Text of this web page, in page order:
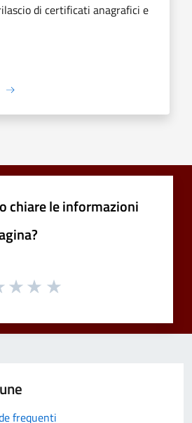
di certificati anagrafici e
chiare le informazioni
frequenti